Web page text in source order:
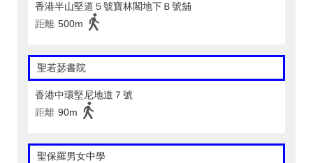
香港半山堅道５號寶林閣地下Ｂ號舖
距離 500m
聖若瑟書院
香港中環堅尼地道７號
距離 90m
聖保羅男女中學